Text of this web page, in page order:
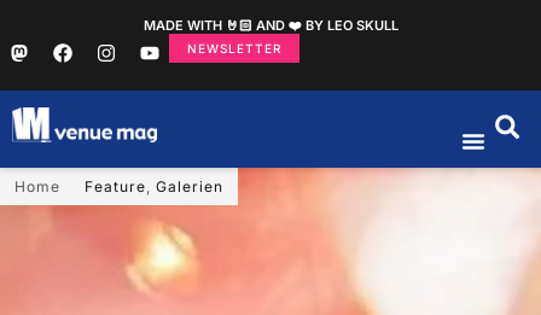
MADE WITH 🤘🏻 AND ❤️ BY LEO SKULL
NEWSLETTER
Home Feature, Galerien